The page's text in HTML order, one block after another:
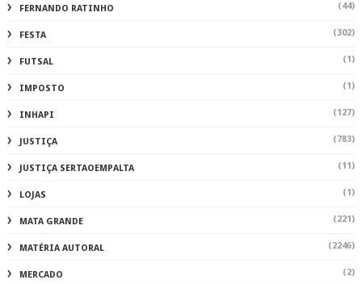
FERNANDO RATINHO (44)
FESTA (302)
FUTSAL (1)
IMPOSTO (1)
INHAPI (127)
JUSTIÇA (783)
JUSTIÇA SERTAOEMPALTA (11)
LOJAS (1)
MATA GRANDE (221)
MATÉRIA AUTORAL (2246)
MERCADO (2)